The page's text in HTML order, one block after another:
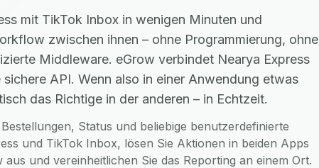
mit TikTok Inbox in wenigen Minuten und
zwischen ihnen – ohne Programmierung, ohne
Middleware. eGrow verbindet Nearya Express
API. Wenn also in einer Anwendung etwas
das Richtige in der anderen – in Echtzeit.
Status und beliebige benutzerdefinierte
und TikTok Inbox, lösen Sie Aktionen in beiden Apps
und vereinheitlichen Sie das Reporting an einem Ort.